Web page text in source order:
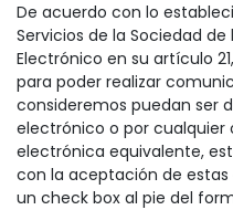
De acuerdo con lo
Servicios de la Sociedad
Electrónico en su artículo
para poder realizar
consideremos puedan ser
electrónico o por
electrónica equivalente,
con la aceptación de
un check box al pie del